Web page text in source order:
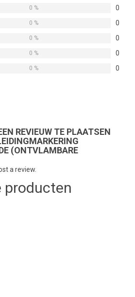
0
0 %
0
0 %
0
0 %
0
0 %
0
0 %
REVIEUW TE PLAATSEN
(ONTVLAMBARE
a review.
producten